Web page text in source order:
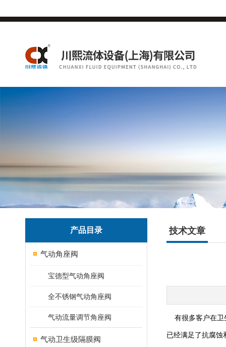
产品目录
气动角座阀
宝德型气动角座阀
全不锈钢气动角座阀
气动流量调节角座阀
气动卫生级隔膜阀
技术文章
有很多客户在卫
已经满足了抗腐蚀